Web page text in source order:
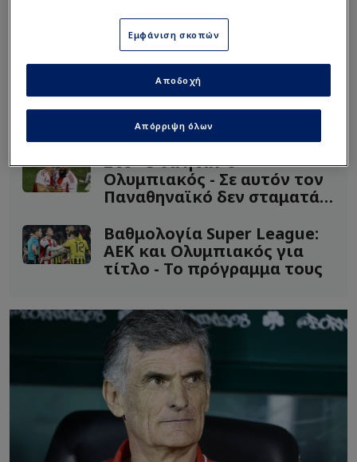
χρονικό διάστημα. Άλλωστε, ο ΠΑΟΚ θα έχει
ενδιάμεσα τον τελικό του Κυπέλλου θα είναι σε
ρυθμό, κατά συνέπεια εμάς αυτή η κατάσταση δεν
Διαβάστε επίσης...
Στο +5 θα ήταν ο
Ολυμπιακός - Σε αυτόν τον
Παναθηναϊκό δεν σταματάς
Βαθμολογία Super League:
ΑΕΚ και Ολυμπιακός για
τίτλο - Το πρόγραμμα τους
Εμφάνιση σκοπών
Απόρριψη όλων
Αποδοχή